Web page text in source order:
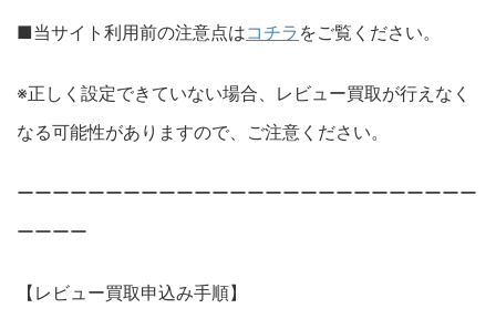
■当サイト利用前の注意点はコチラ をご覧ください。
※正しく設定できていない場合、レビュー買取が行えなく
なる可能性がありますので、ご注意ください。
ーーーーーーーーーーーーーーーーーーーーーーーーーー
ーーーー
【レビュー買取申込み手順】